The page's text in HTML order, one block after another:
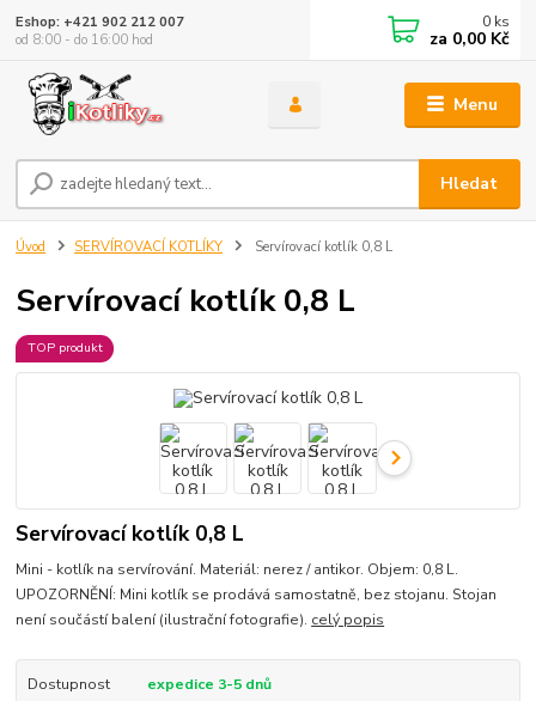
Menu
Hledat
Eshop: +421 902 212 007
od 8:00 - do 16:00 hod
0 ks
za 0,00 Kč
Úvod SERVÍROVACÍ KOTLÍKY Servírovací kotlík 0,8 L
Servírovací kotlík 0,8 L
TOP produkt
Servírovací kotlík 0,8 L
Mini - kotlík na servírování. Materiál: nerez / antikor. Objem: 0,8 L.
UPOZORNĚNÍ: Mini kotlík se prodává samostatně, bez stojanu. Stojan
není součástí balení (ilustrační fotografie). celý popis
Dostupnost expedice 3-5 dnů